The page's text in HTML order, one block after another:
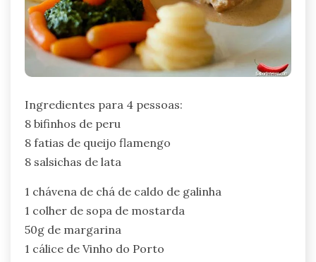
Ingredientes para 4 pessoas:
8 bifinhos de peru
8 fatias de queijo flamengo
8 salsichas de lata
1 chávena de chá de caldo de galinha
1 colher de sopa de mostarda
50g de margarina
1 cálice de Vinho do Porto